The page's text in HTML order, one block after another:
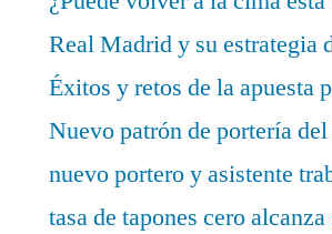
Real Madrid y su estrategia
Éxitos y retos de la apuesta
Nuevo patrón de portería
nuevo portero y asistente
tasa de tapones cero